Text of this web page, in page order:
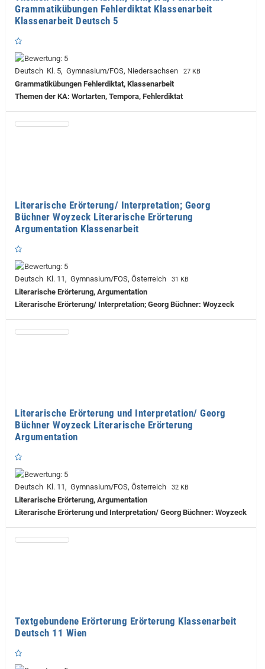
Grammatikübungen Fehlerdiktat Klassenarbeit
Klassenarbeit Deutsch 5
Deutsch Kl. 5, Gymnasium/FOS, Niedersachsen 27 KB
Grammatikübungen Fehlerdiktat, Klassenarbeit
Themen der KA: Wortarten, Tempora, Fehlerdiktat
Literarische Erörterung/ Interpretation; Georg
Büchner Woyzeck Literarische Erörterung
Argumentation Klassenarbeit
Deutsch Kl. 11, Gymnasium/FOS, Österreich 31 KB
Literarische Erörterung, Argumentation
Literarische Erörterung/ Interpretation; Georg Büchner: Woyzeck
Literarische Erörterung und Interpretation/ Georg
Büchner Woyzeck Literarische Erörterung
Argumentation
Deutsch Kl. 11, Gymnasium/FOS, Österreich 32 KB
Literarische Erörterung, Argumentation
Literarische Erörterung und Interpretation/ Georg Büchner: Woyzeck
Textgebundene Erörterung Erörterung Klassenarbeit
Deutsch 11 Wien